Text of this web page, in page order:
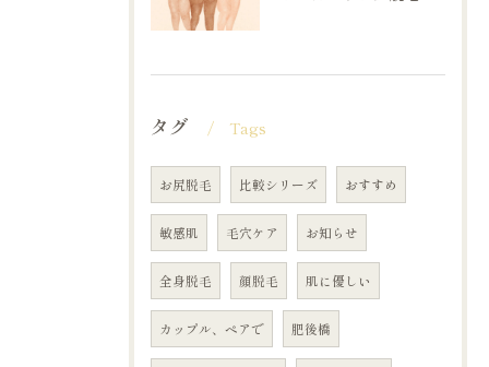
タグ Tags
お尻脱毛 比較シリーズ おすすめ
敏感肌 毛穴ケア お知らせ
全身脱毛 顔脱毛 肌に優しい
カップル、ペアで 肥後橋